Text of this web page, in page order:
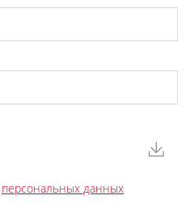
персональных данных